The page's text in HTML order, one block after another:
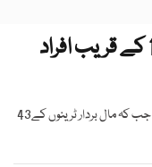
2 سال میں 121 ٹرین حادثات 100 کے قریب افراد
مسافر ٹرینوں کے 25، ٹریک پر ازخود قائم راستوں سے17 جب کہ مال بردار ٹرینوں کے43